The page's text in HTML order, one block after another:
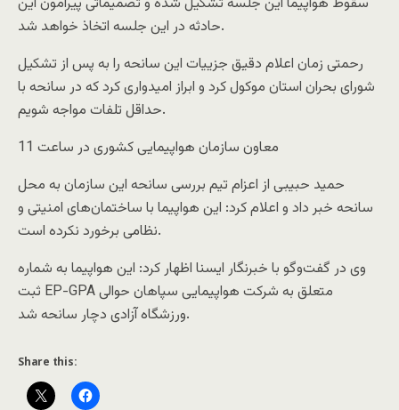
حادثه در این جلسه اتخاذ خواهد شد.
رحمتی زمان اعلام دقیق جزییات این سانحه را به پس از تشکیل
شورای بحران استان موکول کرد و ابراز امیدواری کرد که در سانحه با
حداقل تلفات مواجه شویم.
معاون سازمان هواپیمایی کشوری در ساعت 11
حمید حبیبی از اعزام تیم بررسی سانحه این سازمان به محل
سانحه خبر داد و اعلام کرد: این هواپیما با ساختمان‌های امنیتی و
نظامی برخورد نکرده است.
وی در گفت‌وگو با خبرنگار ایسنا اظهار کرد: این هواپیما به شماره
ثبت EP-GPA متعلق به شرکت هواپیمایی سپاهان حوالی
ورزشگاه آزادی دچار سانحه شد.
Share this: